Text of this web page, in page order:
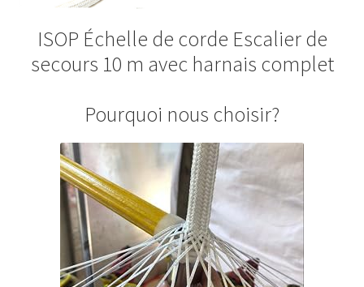
ISOP Échelle de corde Escalier de
secours 10 m avec harnais complet
Pourquoi nous choisir?